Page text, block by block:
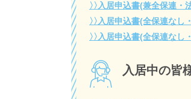
〉〉 入居申込書(兼全保連・
〉〉 入居申込書(全保連なし
〉〉 入居申込書(全保連なし
入居中の皆